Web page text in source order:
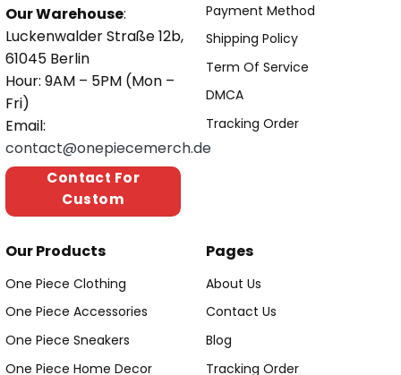
Our Warehouse:
Luckenwalder Straße 12b,
61045 Berlin
Hour: 9AM – 5PM (Mon –
Fri)
Email:
contact@onepiecemerch.de
Contact For
Custom
Payment Method
Shipping Policy
Term Of Service
DMCA
Tracking Order
Our Products
One Piece Clothing
One Piece Accessories
One Piece Sneakers
One Piece Home Decor
Pages
About Us
Contact Us
Blog
Tracking Order